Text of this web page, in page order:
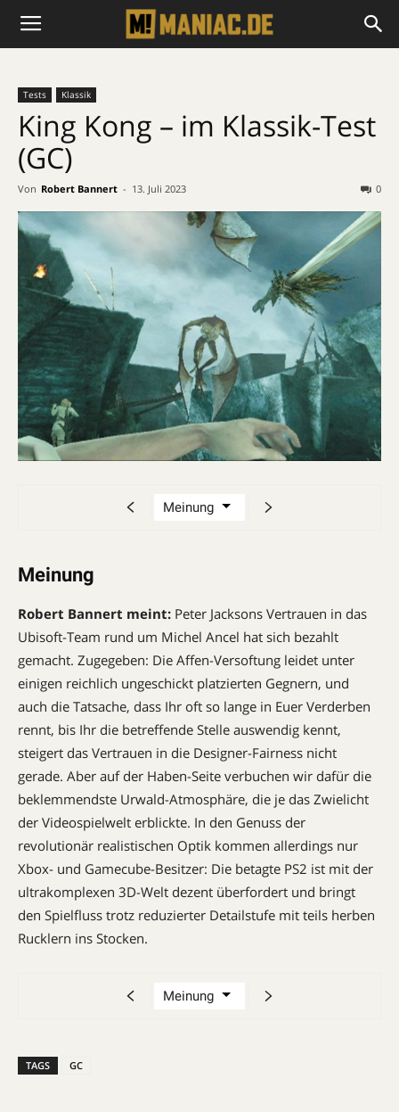
Tests Klassik
King Kong – im Klassik-Test
(GC)
Von Robert Bannert - 13. Juli 2023 0
Meinung
Robert Bannert meint: Peter Jacksons Vertrauen in das
Ubisoft-Team rund um Michel Ancel hat sich bezahlt
gemacht. Zugegeben: Die Affen-Versoftung leidet unter
einigen reichlich ungeschickt platzierten Gegnern, und
auch die Tatsache, dass Ihr oft so lange in Euer Verderben
rennt, bis Ihr die betreffende Stelle auswendig kennt,
steigert das Vertrauen in die Designer-Fair­ness nicht
gerade. Aber auf der Haben-Seite verbuchen wir dafür die
beklemmendste Urwald-Atmosphäre, die je das Zwielicht
der Videospielwelt erblickte. In den Genuss der
revolutionär realistischen Optik kommen allerdings nur
Xbox- und Gamecube-Besitzer: Die betagte PS2 ist mit der
ultrakomplexen 3D-Welt dezent überfordert und bringt
den Spielfluss trotz reduzierter Detailstufe mit teils herben
Rucklern ins Stocken.
TAGS GC